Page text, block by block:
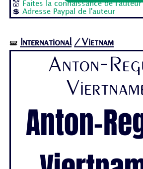
💒
Faites la connaissance de
💲Adresse Paypal de l'auteur
🝛 International /Vietnam
Anton-
Anton-